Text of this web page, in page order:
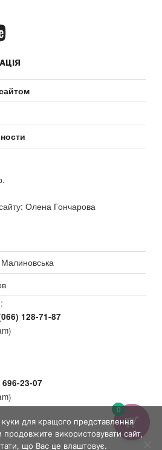
Олена Гончарова
128-71-87
23-07
0
для кращого представлення
використовувати сайт,
що Вас це влаштовує.